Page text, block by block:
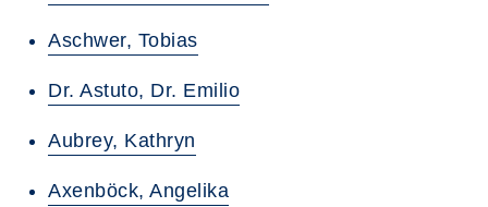
Aschwer, Tobias
Dr. Astuto, Dr. Emilio
Aubrey, Kathryn
Axenböck, Angelika